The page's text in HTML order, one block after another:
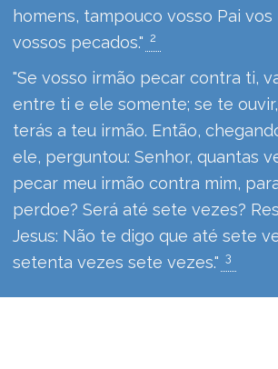
homens, tampouco vosso Pai
vossos pecados." 2
"Se vosso irmão pecar contra ti,
entre ti e ele somente; se te
terás a teu irmão. Então,
ele, perguntou: Senhor, quantas
pecar meu irmão contra mim,
perdoe? Será até sete vezes?
Jesus: Não te digo que até sete
setenta vezes sete vezes." 3